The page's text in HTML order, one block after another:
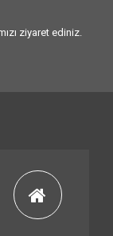
için var